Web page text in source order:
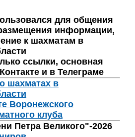
для общения
информации,
к шахматам в
ссылки, основная
и в Телеграме
шахматах в
Воронежского
клуба
Петра Великого"-2026